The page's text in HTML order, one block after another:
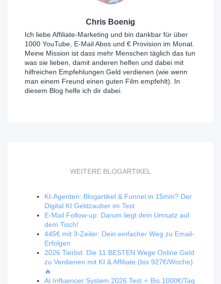
Chris Boenig
Ich liebe Affiliate-Marketing und bin dankbar für über
1000 YouTube, E-Mail Abos und € Provision im Monat.
Meine Mission ist dass mehr Menschen täglich das tun
was sie lieben, damit anderen helfen und dabei mit
hilfreichen Empfehlungen Geld verdienen (wie wenn
man einem Freund einen guten Film empfehlt). In
diesem Blog helfe ich dir dabei.
WEITERE BLOGARTIKEL
KI-Agenten: Blogartikel & Funnel in 15min? Der
Digital KI Geldzauber im Test
E-Mail Follow-up: Darum liegt dein Umsatz auf
dem Tisch!
445€ mit 3-Zeiler: Dein einfacher Weg zu Email-
Erfolgen
2026 Tierlist: Die 11 BESTEN Wege Online Geld
zu Verdienen mit KI & Affiliate (bis 927€/Woche)
🔥
AI Influencer System 2026 Test ⭐️ Bis 1000€/Tag